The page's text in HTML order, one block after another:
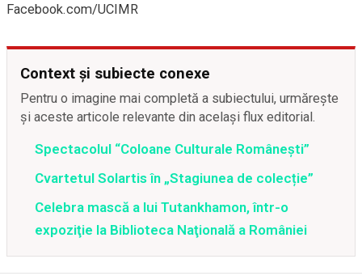
Facebook.com/UCIMR
Context și subiecte conexe
Pentru o imagine mai completă a subiectului, urmărește
și aceste articole relevante din același flux editorial.
Spectacolul “Coloane Culturale Românești”
Cvartetul Solartis în „Stagiunea de colecție”
Celebra mască a lui Tutankhamon, într-o
expoziţie la Biblioteca Naţională a României